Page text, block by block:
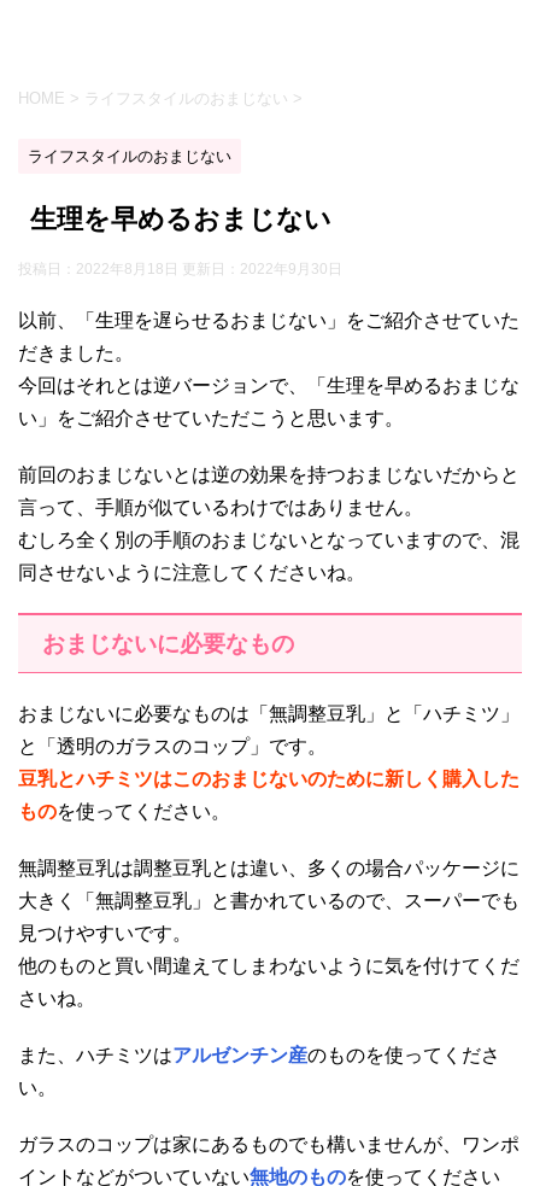
HOME > ライフスタイルのおまじない >
ライフスタイルのおまじない
生理を早めるおまじない
投稿日：2022年8月18日 更新日： 2022年9月30日
以前、「生理を遅らせるおまじない」をご紹介させていた
だきました。
今回はそれとは逆バージョンで、「生理を早めるおまじな
い」をご紹介させていただこうと思います。
前回のおまじないとは逆の効果を持つおまじないだからと
言って、手順が似ているわけではありません。
むしろ全く別の手順のおまじないとなっていますので、混
同させないように注意してくださいね。
おまじないに必要なもの
おまじないに必要なものは「無調整豆乳」と「ハチミツ」
と「透明のガラスのコップ」です。
豆乳とハチミツはこのおまじないのために新しく購入した
ものを使ってください。
無調整豆乳は調整豆乳とは違い、多くの場合パッケージに
大きく「無調整豆乳」と書かれているので、スーパーでも
見つけやすいです。
他のものと買い間違えてしまわないように気を付けてくだ
さいね。
また、ハチミツはアルゼンチン産のものを使ってくださ
い。
ガラスのコップは家にあるものでも構いませんが、ワンポ
イントなどがついていない無地のものを使ってください